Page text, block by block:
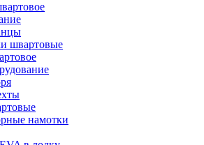
швартовые
намотки